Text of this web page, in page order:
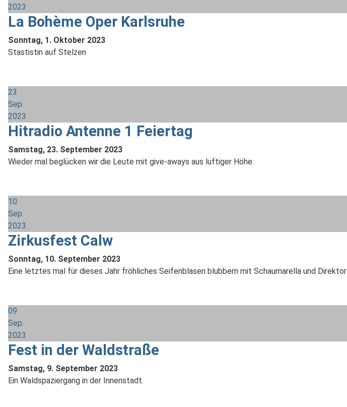
2023
La Bohème Oper Karlsruhe
Sonntag, 1. Oktober 2023
Stastistin auf Stelzen
23
Sep.
2023
Hitradio Antenne 1 Feiertag
Samstag, 23. September 2023
Wieder mal beglücken wir die Leute mit give-aways aus luftiger Höhe.
10
Sep.
2023
Zirkusfest Calw
Sonntag, 10. September 2023
Eine letztes mal für dieses Jahr fröhliches Seifenblasen blubbern mit Schaumarella und Direktor
09
Sep.
2023
Fest in der Waldstraße
Samstag, 9. September 2023
Ein Waldspaziergang in der Innenstadt.